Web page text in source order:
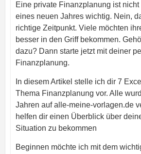
Eine private Finanzplanung ist
eines neuen Jahres wichtig. Nein,
richtige Zeitpunkt. Viele möchten
besser in den Griff bekommen.
dazu? Dann starte jetzt mit deiner
Finanzplanung.
In diesem Artikel stelle ich dir 7
Thema Finanzplanung vor. Alle
Jahren auf alle-meine-vorlagen.de
helfen dir einen Überblick über
Situation zu bekommen
Beginnen möchte ich mit dem